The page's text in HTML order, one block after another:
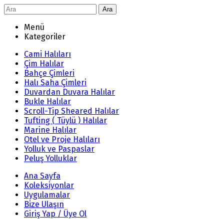
Ara
Menü
Kategoriler
Cami Halıları
Çim Halılar
Bahçe Çimleri
Halı Saha Çimleri
Duvardan Duvara Halılar
Bukle Halılar
Scroll-Tip Sheared Halılar
Tufting ( Tüylü ) Halılar
Marine Halılar
Otel ve Proje Halıları
Yolluk ve Paspaslar
Peluş Yolluklar
Ana Sayfa
Koleksiyonlar
Uygulamalar
Bize Ulaşın
Giriş Yap / Üye Ol